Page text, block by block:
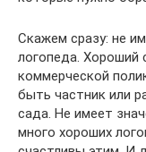
Скажем сразу: не
логопеда. Хороший
коммерческой
быть частник или
сада. Не имеет
много хороших